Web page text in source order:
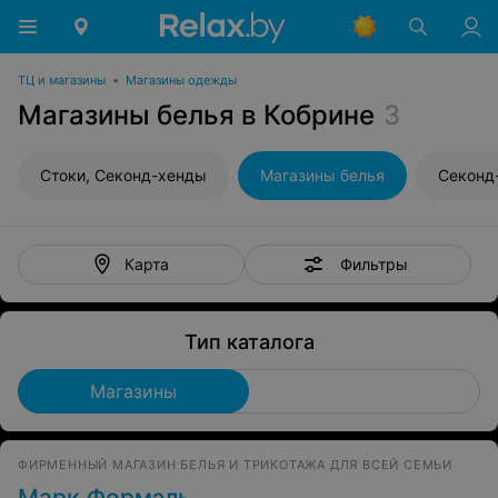
ТЦ и магазины • Магазины одежды
Магазины белья в Кобрине 3
Стоки, Секонд-хенды Магазины белья
Карта Фильтры
Тип каталога
Магазины
ФИРМЕННЫЙ МАГАЗИН БЕЛЬЯ И ТРИКОТАЖА ДЛЯ ВСЕЙ СЕМЬИ